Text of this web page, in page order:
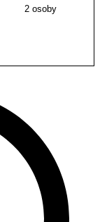
2 osoby